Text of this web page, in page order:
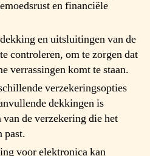
en financiële
en uitsluitingen van de
controleren, om te zorgen dat
verrassingen komt te staan.
verzekeringsopties
dekkingen is
de verzekering die het
past.
voor elektronica kan